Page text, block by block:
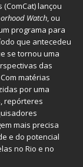
(ComCat) lançou
Watch, ou
programa para
que antecedeu
se tornou uma
das
matérias
por uma
repórteres
mais precisa
e do potencial
no Rio e no